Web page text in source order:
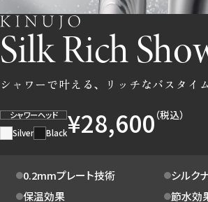
Silk Rich
シャワーで叶える、リッチなバスタイム
シャワーヘッド
Silver
Black¥28,600 （税込）
0.2mmプレート技術
シルク
保温効果
節水効